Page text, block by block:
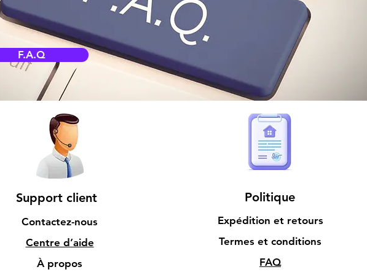
F.A.Q
Support client
Contactez-nous
Centre d’aide
À propos
Politique
Expédition et retours
Termes et conditions
FAQ